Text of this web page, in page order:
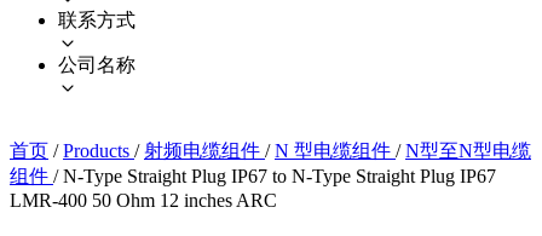
联系方式
公司名称
首页 / Products / 射频电缆组件 / N 型电缆组件 / N型至N型电缆
组件 / N-Type Straight Plug IP67 to N-Type Straight Plug IP67
LMR-400 50 Ohm 12 inches ARC